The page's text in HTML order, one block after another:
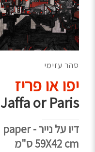
סהר עזימי
יפו או פריז
Jaffa or Paris
דיו על נייר - Ink on paper
59X42 cm ס"מ